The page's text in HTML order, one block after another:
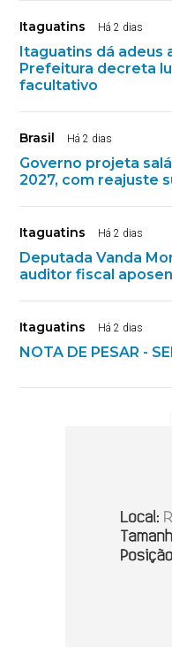
Itaguatins Há 2 dias
Itaguatins dá adeus
Prefeitura decreta
facultativo
Brasil Há 2 dias
Governo projeta
2027, com reajuste
Itaguatins Há 2 dias
Deputada Vanda
auditor fiscal
Itaguatins Há 2 dias
NOTA DE PESAR -